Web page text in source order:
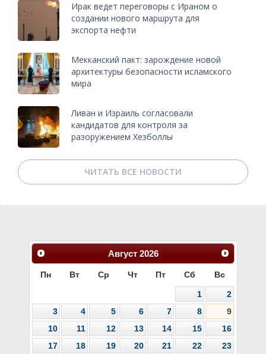
Ирак ведет переговоры с Ираном о
создании нового маршрута для
экспорта нефти
Мекканский пакт: зарождение новой
архитектуры безопасности исламского
мира
Ливан и Израиль согласовали
кандидатов для контроля за
разоружением Хезболлы
ЧИТАТЬ ВСЕ НОВОСТИ
Август 2026
Пн Вт Ср Чт Пт Сб Вс
1
2
3
4 5 6 7 8
9
10
11 12 13 14 15
16
17
18 19 20 21 22
23